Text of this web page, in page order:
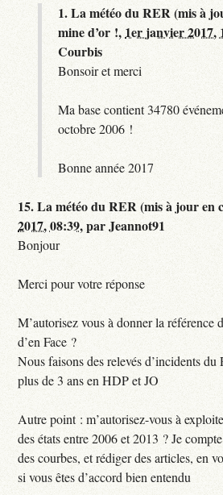
1.La météo du RER (mis à
mine d’or !, 1er janvier 2017,
Courbis
Bonsoir et merci
Ma base contient 34780
octobre 2006 !
Bonne année 2017
15.La météo du RER (mis à jour en
2017, 08:39,parJeannot91
Bonjour
Merci pour votre réponse
M’autorisez vous à donner la référence
d’en Face ?
Nous faisons des relevés d’incidents
plus de 3 ans en HDP et JO
Autre point : m’autorisez-vous à
des états entre 2006 et 2013 ? Je
des courbes, et rédiger des articles, en
si vous êtes d’accord bien entendu